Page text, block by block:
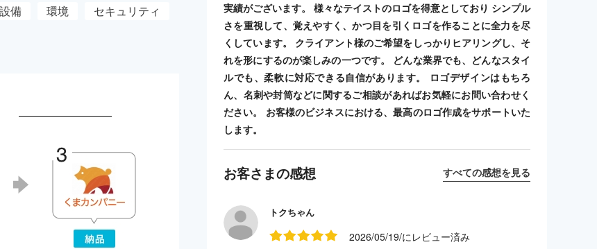
設備 環境
セキュリティ
実績がございます。 様々なテイストのロゴを得意としており シンプル
さを重視して、覚えやすく、かつ目を引くロゴを作ることに全力を尽
くしています。 クライアント様のご希望をしっかりヒアリングし、そ
れを形にするのが楽しみの一つです。 どんな業界でも、どんなスタイ
ルでも、柔軟に対応できる自信があります。 ロゴデザインはもちろ
ん、名刺や封筒などに関するご相談があればお気軽にお問い合わせく
ださい。 お客様のビジネスにおける、最高のロゴ作成をサポートいた
します。
お客さまの感想 すべての感想を見る
トクちゃん
2026/05/19/にレビュー済み